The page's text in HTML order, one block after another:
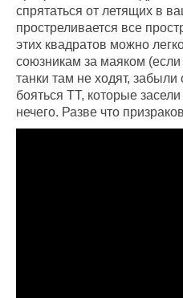
спрятаться от летящих в
простреливается все
этих квадратов можно
союзникам за маяком
танки там не ходят,
бояться ТТ, которые
нечего. Разве что